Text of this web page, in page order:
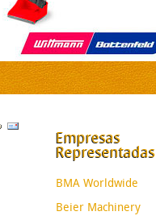
Empresas
Representadas
BMA Worldwide
Beier Machinery